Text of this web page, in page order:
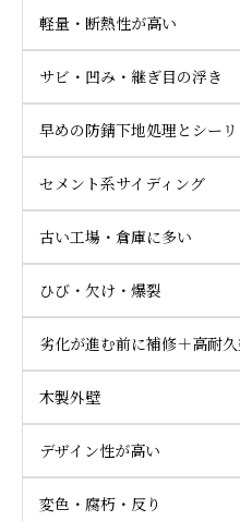
軽量・断熱性が高い
サビ・凹み・継ぎ目の浮き
早めの防錆下地処理とシー
セメント系サイディング
古い工場・倉庫に多い
ひび・欠け・爆裂
劣化が進む前に補修＋高耐
木製外壁
デザイン性が高い
変色・腐朽・反り